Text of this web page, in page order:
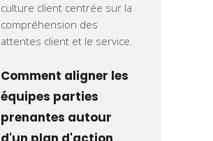
culture client centrée sur la
compréhension des
attentes client et le service.
Comment aligner les
équipes parties
prenantes autour